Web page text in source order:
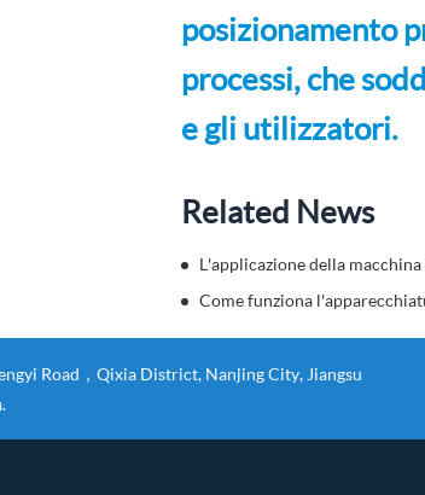
posizionamento
processi, che
e gli utilizzatori.
Related News
Road，Qixia District, Nanjing City, Jiangsu